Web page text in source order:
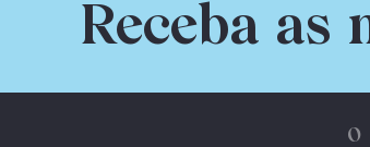
Receba as
O